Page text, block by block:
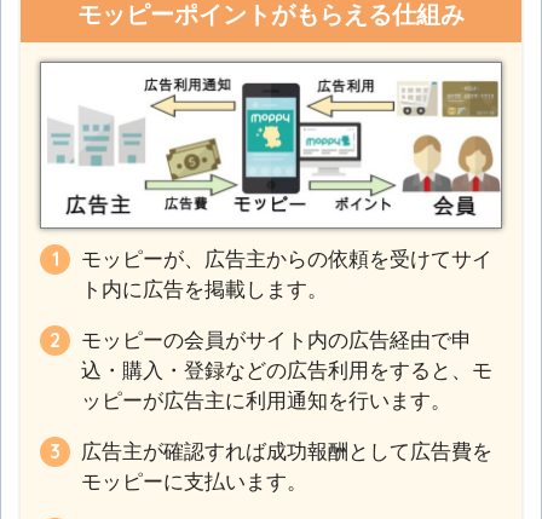
モッピーポイントがもらえる仕組み
モッピーが、広告主からの依頼を受けてサイ
ト内に広告を掲載します。
モッピーの会員がサイト内の広告経由で申
込・購入・登録などの広告利用をすると、モ
ッピーが広告主に利用通知を行います。
広告主が確認すれば成功報酬として広告費を
モッピーに支払います。